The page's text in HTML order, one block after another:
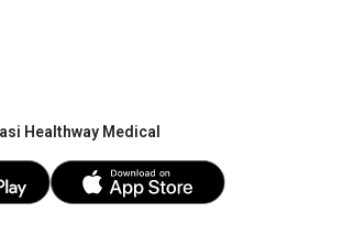
Healthway Medical